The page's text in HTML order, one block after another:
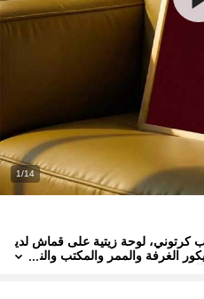
1/14
كرتوني، لوحة زيتية على قماش لدي
الغرفة والممر والمكتب والن